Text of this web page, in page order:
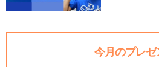
今月のプレゼ